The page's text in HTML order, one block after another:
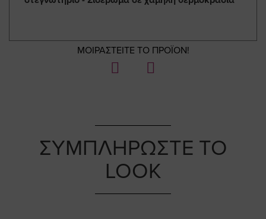
ΜΟΙΡΑΣΤΕΙΤΕ ΤΟ ΠΡΟΪΟΝ!
ΣΥΜΠΛΗΡΩΣΤΕ ΤΟ
LOOK